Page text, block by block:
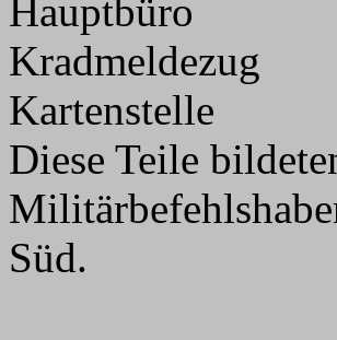
Hauptbüro
Kradmeldezug
Kartenstelle
Diese Teile
Süd.